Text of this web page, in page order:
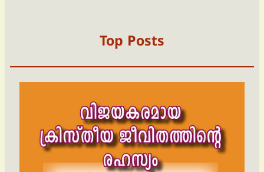
Top Posts